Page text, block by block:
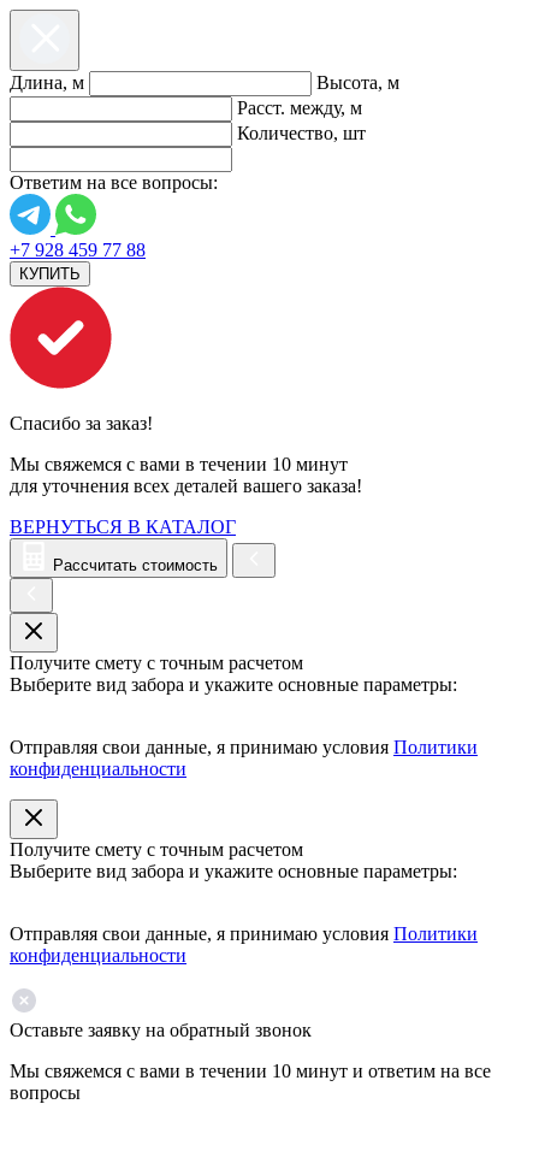
Длина, м
Высота, м
Расст. между, м
Количество, шт
Ответим на все вопросы:
+7 928 459 77 88
КУПИТЬ
Спасибо за заказ!
Мы свяжемся с вами в течении 10 минут
для уточнения всех деталей вашего заказа!
ВЕРНУТЬСЯ В КАТАЛОГ
Рассчитать стоимость
Получите смету с точным расчетом
Выберите вид забора и укажите основные параметры:
Отправляя свои данные, я принимаю условия Политики
конфиденциальности
Получите смету с точным расчетом
Выберите вид забора и укажите основные параметры:
Отправляя свои данные, я принимаю условия Политики
конфиденциальности
Оставьте заявку на обратный звонок
Мы свяжемся с вами в течении 10 минут и ответим на все
вопросы